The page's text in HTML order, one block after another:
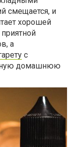
смещается, и
хорошей
а
с
домашнюю